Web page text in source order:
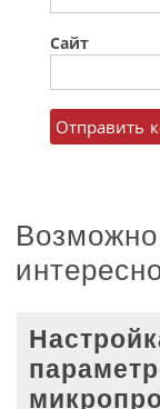
Сайт